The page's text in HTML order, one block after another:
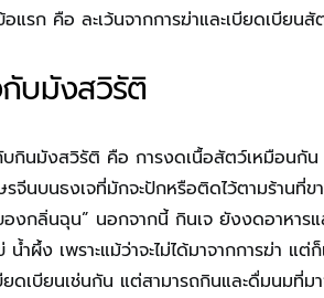
แรก คือ ละเว้นจากการฆ่าและเบียดเบียนสั
บมังสวิรัติ
บกินมังสวิรัติ คือ การงดเนื้อสัตว์เหมือนกั
นบนธงเจที่มักจะปักหรือติดไว้ตามร้านที่ขา
งกลิ่นฉุน” นอกจากนี้ กินเจ ยังงดอาหาร
ำผึ้ง เพราะแม้ว่าจะไม่ได้มาจากการฆ่า แ
ยดเบียนเช่นกัน แต่สามารถกินและดื่มนมที่